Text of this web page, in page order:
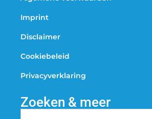
Imprint
Disclaimer
Cookiebeleid
Privacyverklaring
Zoeken & meer